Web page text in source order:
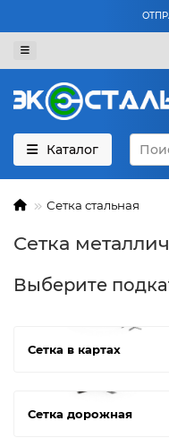
Каталог
Сетка стальная
Сетка
Выберите
Сетка в картах
Сетка дорожная